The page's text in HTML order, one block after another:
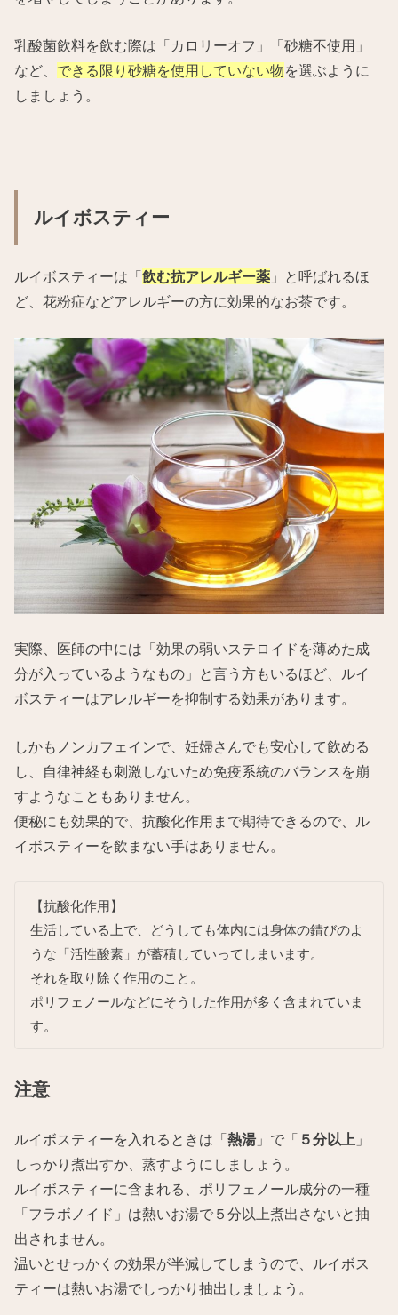
乳酸菌飲料を飲む際は「カロリーオフ」「砂糖不使用」
など、 できる限り砂糖を使用していない物を選ぶように
しましょう。
ルイボスティー
ルイボスティーは「飲む抗アレルギー薬 」と呼ばれるほ
ど、花粉症などアレルギーの方に効果的なお茶です。
実際、医師の中には「効果の弱いステロイドを薄めた成
分が入っているようなもの」と言う方もいるほど、ルイ
ボスティーはアレルギーを抑制する効果があります。
しかもノンカフェインで、妊婦さんでも安心して飲める
し、自律神経も刺激しないため免疫系統のバランスを崩
すようなこともありません。
便秘にも効果的で、抗酸化作用まで期待できるので、ル
イボスティーを飲まない手はありません。
【抗酸化作用】
生活している上で、どうしても体内には身体の錆びのよ
うな「活性酸素」が蓄積していってしまいます。
それを取り除く作用のこと。
ポリフェノールなどにそうした作用が多く含まれていま
す。
注意
ルイボスティーを入れるときは「熱湯」で「 ５分以上 」
しっかり煮出すか、蒸すようにしましょう。
ルイボスティーに含まれる、ポリフェノール成分の一種
「フラボノイド」は熱いお湯で５分以上煮出さないと抽
出されません。
温いとせっかくの効果が半減してしまうので、ルイボス
ティーは熱いお湯でしっかり抽出しましょう。